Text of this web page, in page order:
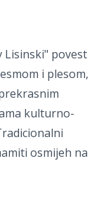
povest
i plesom,
kulturno-
osmijeh na